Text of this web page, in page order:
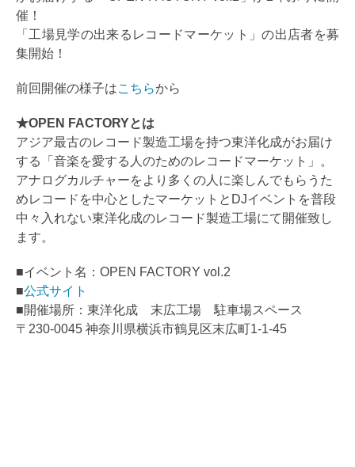
催！
「工場見学の出来るレコードマーケット」の出店者を募
集開始！
前回開催の様子はこちらから
★OPEN FACTORYとは
アジア最古のレコード製造工場を持つ東洋化成がお届け
する「音楽を愛する人のためのレコードマーケット」。
アナログカルチャーをより多くの人に楽しんでもらうた
めレコードを中心としたマーケットとDJイベントを普段
中々入れない東洋化成のレコード製造工場にて開催致し
ます。
■イベント名：OPEN FACTORY vol.2
■公式サイト
■開催場所：東洋化成 末広工場 駐車場スペース
〒230-0045 神奈川県横浜市鶴見区末広町1-1-45